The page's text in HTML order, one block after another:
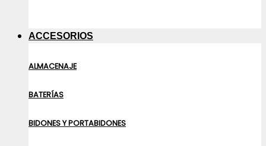
ACCESORIOS
ALMACENAJE
BATERÍAS
BIDONES Y PORTABIDONES